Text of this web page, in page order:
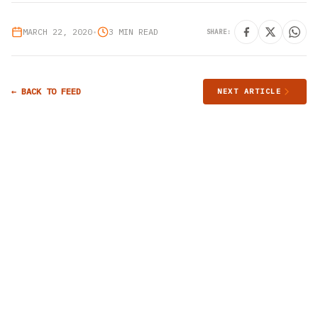
MARCH 22, 2020• 3 MIN READ SHARE:
← BACK TO FEED NEXT ARTICLE